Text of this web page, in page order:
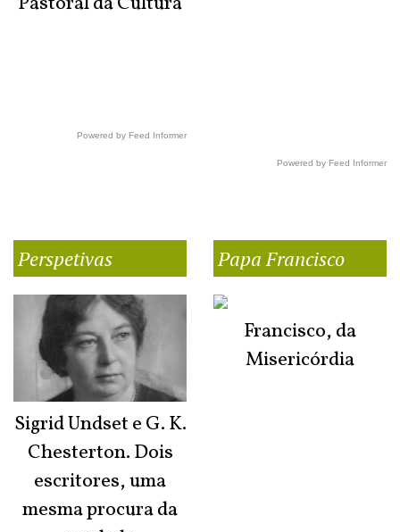
Powered by Feed Informer
Powered by Feed Informer
Perspetivas
Sigrid Undset e G. K.
Chesterton. Dois
escritores, uma
mesma procura da
Papa Francisco
Francisco, da
Misericórdia